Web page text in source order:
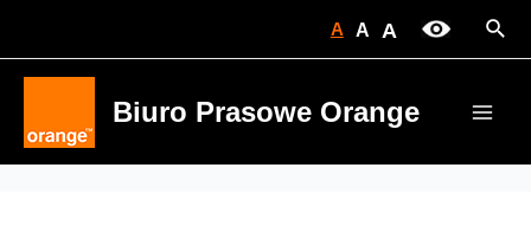
A A A
Biuro Prasowe Orange